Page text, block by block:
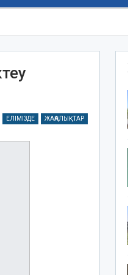
ЕЛІМІЗДЕ ЖАҢАЛЫҚТАР